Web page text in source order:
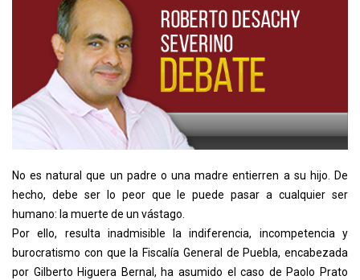
No es natural que un padre o una madre entierren a su hijo. De
hecho, debe ser lo peor que le puede pasar a cualquier ser
humano: la muerte de un vástago.
Por ello, resulta inadmisible la indiferencia, incompetencia y
burocratismo con que la Fiscalía General de Puebla, encabezada
por Gilberto Higuera Bernal, ha asumido el caso de Paolo Prato